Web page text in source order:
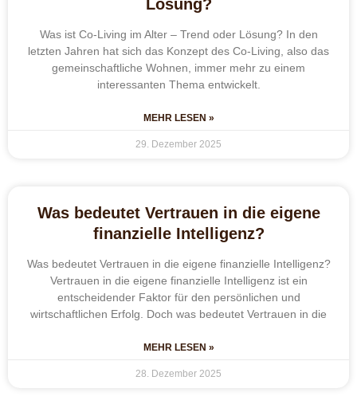
Lösung?
Was ist Co-Living im Alter – Trend oder Lösung? In den
letzten Jahren hat sich das Konzept des Co-Living, also das
gemeinschaftliche Wohnen, immer mehr zu einem
interessanten Thema entwickelt.
MEHR LESEN »
29. Dezember 2025
Was bedeutet Vertrauen in die eigene
finanzielle Intelligenz?
Was bedeutet Vertrauen in die eigene finanzielle Intelligenz?
Vertrauen in die eigene finanzielle Intelligenz ist ein
entscheidender Faktor für den persönlichen und
wirtschaftlichen Erfolg. Doch was bedeutet Vertrauen in die
MEHR LESEN »
28. Dezember 2025